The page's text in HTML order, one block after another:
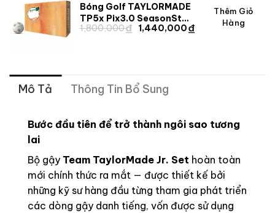
1,350,000 ₫.
Bóng Golf TAYLORMADE
TP5x Pix3.0 SeasonSt
[2024]
1,800,000₫ Giá
gốc
1,440,000₫
Giá
GiáThêm Giỏ
Hàng
Mô Tả Thông Tin Bổ Sung
Bước đầu tiên để trở thành ngôi sao tương
lai
Bộ gậy Team TaylorMade Jr. Set hoàn toàn
mới chính thức ra mắt — được thiết kế bởi
những kỹ sư hàng đầu từng tham gia phát triển
các dòng gậy danh tiếng, vốn được sử dụng